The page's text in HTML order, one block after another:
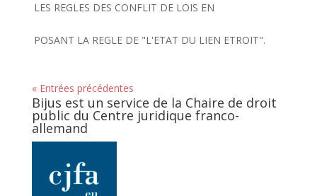
LES REGLES DES CONFLIT DE LOIS EN
POSANT LA REGLE DE "L'ETAT DU LIEN ETROIT".
« Entrées précédentes
Bijus est un service de la Chaire de droit
public du Centre juridique franco-
allemand